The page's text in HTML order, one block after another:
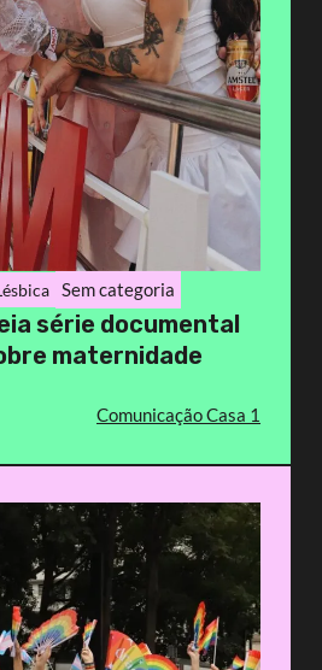
Sem categoria
série documental
maternidade
Comunicação Casa 1